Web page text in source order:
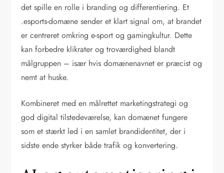
det spille en rolle i branding og differentiering. Et
.esports-domæne sender et klart signal om, at brandet
er centreret omkring e-sport og gamingkultur. Dette
kan forbedre klikrater og troværdighed blandt
målgruppen – især hvis domænenavnet er præcist og
nemt at huske.
Kombineret med en målrettet marketingstrategi og
god digital tilstedeværelse, kan domænet fungere
som et stærkt led i en samlet brandidentitet, der i
sidste ende styrker både trafik og konvertering.